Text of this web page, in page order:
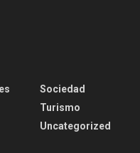
Sociedad
Turismo
Uncategorized